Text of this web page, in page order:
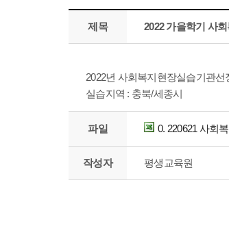
제목 2022 가을학기 사
2022년 사회복지현장실습기관
실습지역 : 충북/세종시
파일 0. 220621 사회
작성자 평생교육원